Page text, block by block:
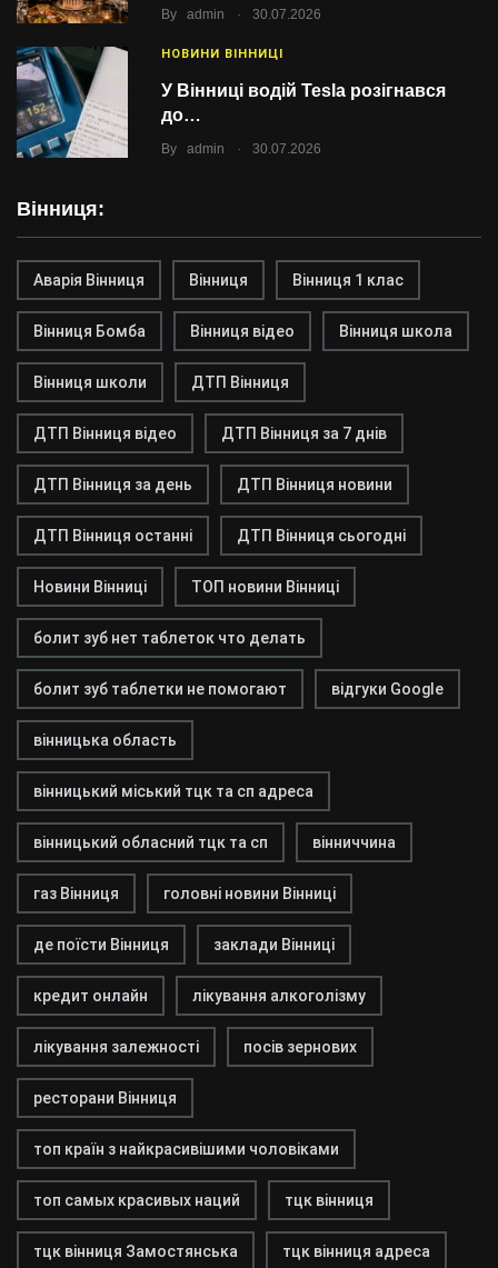
By admin . 30.07.2026
НОВИНИ ВІННИЦІ
У Вінниці водій Tesla розігнався
до…
By admin . 30.07.2026
Вінниця:
Аварія Вінниця Вінниця Вінниця 1 клас
Вінниця Бомба Вінниця відео Вінниця школа
Вінниця школи ДТП Вінниця
ДТП Вінниця відео ДТП Вінниця за 7 днів
ДТП Вінниця за день ДТП Вінниця новини
ДТП Вінниця останні ДТП Вінниця сьогодні
Новини Вінниці ТОП новини Вінниці
болит зуб нет таблеток что делать
болит зуб таблетки не помогают відгуки Google
вінницька область
вінницький міський тцк та сп адреса
вінницький обласний тцк та сп вінниччина
газ Вінниця головні новини Вінниці
де поїсти Вінниця заклади Вінниці
кредит онлайн лікування алкоголізму
лікування залежності посів зернових
ресторани Вінниця
топ країн з найкрасивішими чоловіками
топ самых красивых наций тцк вінниця
тцк вінниця Замостянська тцк вінниця адреса